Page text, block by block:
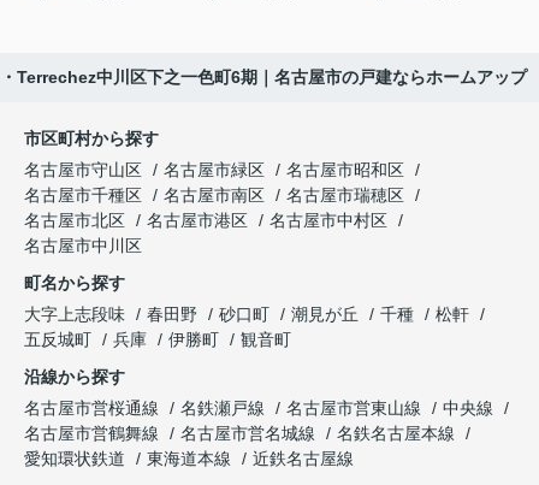
Terrechez中川区下之一色町6期｜名古屋市の戸建ならホームアップ
市区町村から探す
名古屋市守山区
名古屋市緑区
名古屋市昭和区
名古屋市千種区
名古屋市南区
名古屋市瑞穂区
名古屋市北区
名古屋市港区
名古屋市中村区
名古屋市中川区
町名から探す
大字上志段味
春田野 砂口町 潮見が丘 千種
松軒
五反城町
兵庫 伊勝町
観音町
沿線から探す
名古屋市営桜通線
名鉄瀬戸線 名古屋市営東山線
中央線
名古屋市営鶴舞線
名古屋市営名城線
名鉄名古屋本線
愛知環状鉄道
東海道本線
近鉄名古屋線